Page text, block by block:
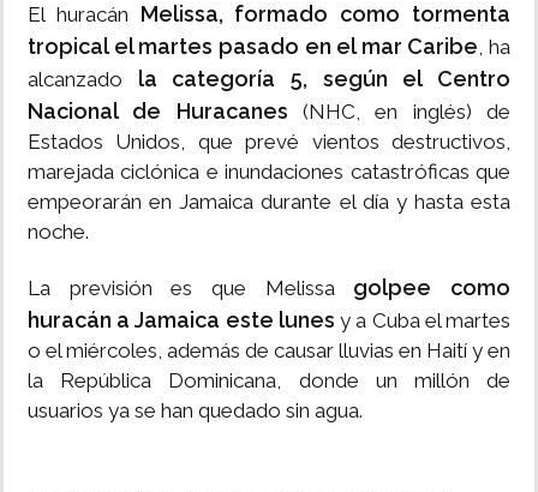
El huracán Melissa, formado como tormenta
tropical el martes pasado en el mar Caribe, ha
alcanzado la categoría 5, según el Centro
Nacional de Huracanes (NHC, en inglés) de
Estados Unidos, que prevé vientos destructivos,
marejada ciclónica e inundaciones catastróficas que
empeorarán en Jamaica durante el día y hasta esta
noche.
La previsión es que Melissagolpee como
huracán a Jamaica este lunes y a Cuba el martes
o el miércoles, además de causar lluvias en Haití y en
la República Dominicana, donde un millón de
usuarios ya se han quedado sin agua.